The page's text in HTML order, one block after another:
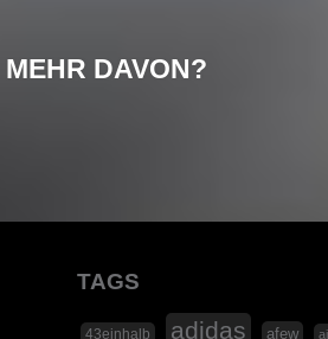
MEHR DAVON?
TAGS
43einhalb adidas afew